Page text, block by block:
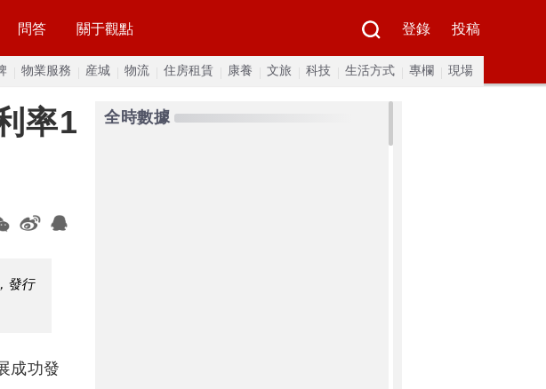
問答 關于觀點 登錄 投稿
物業服務 産城 物流 住房租賃 康養 文旅 科技 生活方式 專欄 現場
率1
發行
成功發
全時數據